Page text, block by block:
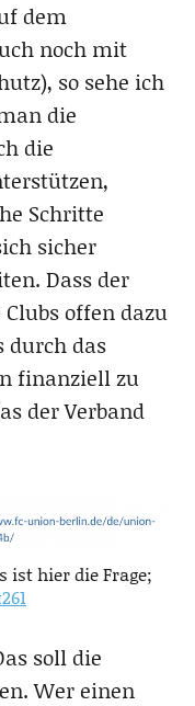
dem
noch mit
so sehe ich
die
die
Schritte
sicher
Dass der
offen dazu
durch das
finanziell zu
der Verband
ist hier die Frage;
soll die
Wer einen